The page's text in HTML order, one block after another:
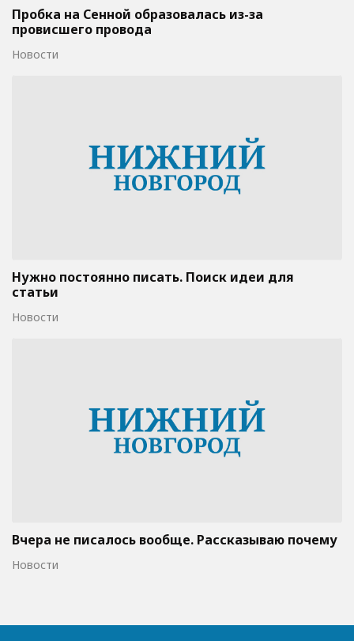
Пробка на Сенной образовалась из-за
провисшего провода
Новости
Нужно постоянно писать. Поиск идеи для
статьи
Новости
Вчера не писалось вообще. Рассказываю почему
Новости